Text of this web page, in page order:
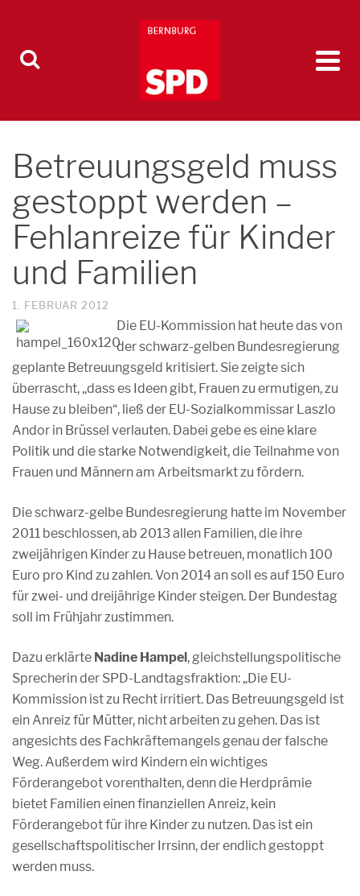
Betreuungsgeld muss
gestoppt werden –
Fehlanreize für Kinder
und Familien
1. FEBRUAR 2012
Die EU-Kommission hat heute das von
der schwarz-gelben Bundesregierung
geplante Betreuungsgeld kritisiert. Sie zeigte sich
überrascht, „dass es Ideen gibt, Frauen zu ermutigen, zu
Hause zu bleiben“, ließ der EU-Sozialkommissar Laszlo
Andor in Brüssel verlauten. Dabei gebe es eine klare
Politik und die starke Notwendigkeit, die Teilnahme von
Frauen und Männern am Arbeitsmarkt zu fördern.
Die schwarz-gelbe Bundesregierung hatte im November
2011 beschlossen, ab 2013 allen Familien, die ihre
zweijährigen Kinder zu Hause betreuen, monatlich 100
Euro pro Kind zu zahlen. Von 2014 an soll es auf 150 Euro
für zwei- und dreijährige Kinder steigen. Der Bundestag
soll im Frühjahr zustimmen.
Dazu erklärte Nadine Hampel, gleichstellungspolitische
Sprecherin der SPD-Landtagsfraktion: „Die EU-
Kommission ist zu Recht irritiert. Das Betreuungsgeld ist
ein Anreiz für Mütter, nicht arbeiten zu gehen. Das ist
angesichts des Fachkräftemangels genau der falsche
Weg. Außerdem wird Kindern ein wichtiges
Förderangebot vorenthalten, denn die Herdprämie
bietet Familien einen finanziellen Anreiz, kein
Förderangebot für ihre Kinder zu nutzen. Das ist ein
gesellschaftspolitischer Irrsinn, der endlich gestoppt
werden muss.